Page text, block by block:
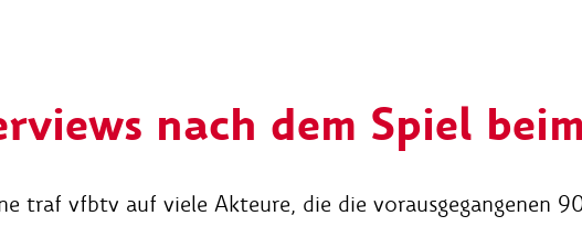
nach dem Spiel
traf vfbtv auf viele Akteure, die die vorausgegangenen